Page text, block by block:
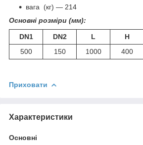
вага (кг) — 214
Основні розміри (мм):
DN1 DN2 L Н
500
150 1000 400
Приховати
Характеристики
Основні